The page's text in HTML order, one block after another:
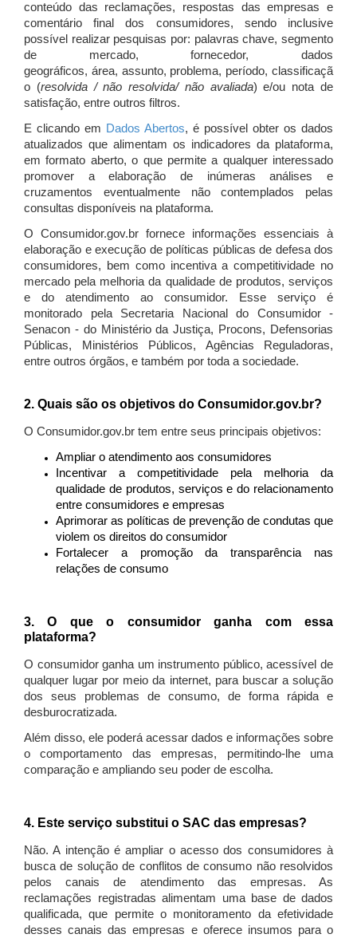
conteúdo das reclamações, respostas das empresas e
comentário final dos consumidores, sendo inclusive
possível realizar pesquisas por: palavras chave, segmento
de mercado, fornecedor, dados
geográficos, área, assunto, problema, período, classificaçã
o (resolvida / não resolvida/ não avaliada) e/ou nota de
satisfação, entre outros filtros.
E clicando em Dados Abertos, é possível obter os dados
atualizados que alimentam os indicadores da plataforma,
em formato aberto, o que permite a qualquer interessado
promover a elaboração de inúmeras análises e
cruzamentos eventualmente não contemplados pelas
consultas disponíveis na plataforma.
O Consumidor.gov.br fornece informações essenciais à
elaboração e execução de políticas públicas de defesa dos
consumidores, bem como incentiva a competitividade no
mercado pela melhoria da qualidade de produtos, serviços
e do atendimento ao consumidor. Esse serviço é
monitorado pela Secretaria Nacional do Consumidor -
Senacon - do Ministério da Justiça, Procons, Defensorias
Públicas, Ministérios Públicos, Agências Reguladoras,
entre outros órgãos, e também por toda a sociedade.
2. Quais são os objetivos do Consumidor.gov.br?
O Consumidor.gov.br tem entre seus principais objetivos:
Ampliar o atendimento aos consumidores
Incentivar a competitividade pela melhoria da
qualidade de produtos, serviços e do relacionamento
entre consumidores e empresas
Aprimorar as políticas de prevenção de condutas que
violem os direitos do consumidor
Fortalecer a promoção da transparência nas
relações de consumo
3. O que o consumidor ganha com essa
plataforma?
O consumidor ganha um instrumento público, acessível de
qualquer lugar por meio da internet, para buscar a solução
dos seus problemas de consumo, de forma rápida e
desburocratizada.
Além disso, ele poderá acessar dados e informações sobre
o comportamento das empresas, permitindo-lhe uma
comparação e ampliando seu poder de escolha.
4. Este serviço substitui o SAC das empresas?
Não. A intenção é ampliar o acesso dos consumidores à
busca de solução de conflitos de consumo não resolvidos
pelos canais de atendimento das empresas. As
reclamações registradas alimentam uma base de dados
qualificada, que permite o monitoramento da efetividade
desses canais das empresas e oferece insumos para o